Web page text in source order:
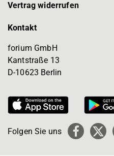
Vertrag widerrufen
Kontakt
forium GmbH
Kantstraße 13
D-10623 Berlin
Folgen Sie uns Facebook
X